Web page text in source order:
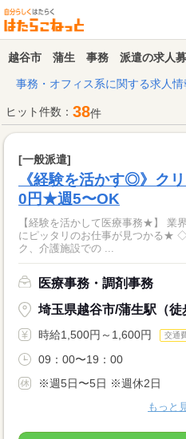
越谷市 蒲生 事務 派遣の求人
事務・オフィス系に関する求人情
ヒット件数： 38件
[一般派遣]
《経験を活かす◎》ク
0円★週5〜OK
【経験を活かして医療事務★】 業
にピッタリのお仕事が見つかる★ ◇お仕事内容◇ 病院やクリニッ
ク、介護施設での ...
医療事務・調剤事務
埼玉県越谷市/蒲生駅（徒
時給1,500円～1,600円 交通
09：00〜19：00
※週5日〜5日 ※週休2日
もっと